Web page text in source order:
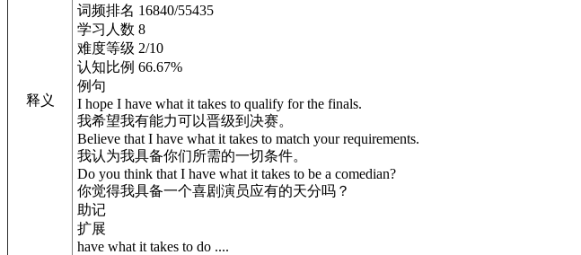
释义
词频排名 16840/55435
学习人数 8
难度等级 2/10
认知比例 66.67%
例句
I hope I have what it takes to qualify for the finals.
我希望我有能力可以晋级到决赛。
Believe that I have what it takes to match your requirements.
我认为我具备你们所需的一切条件。
Do you think that I have what it takes to be a comedian?
你觉得我具备一个喜剧演员应有的天分吗？
助记
扩展
have what it takes to do ....